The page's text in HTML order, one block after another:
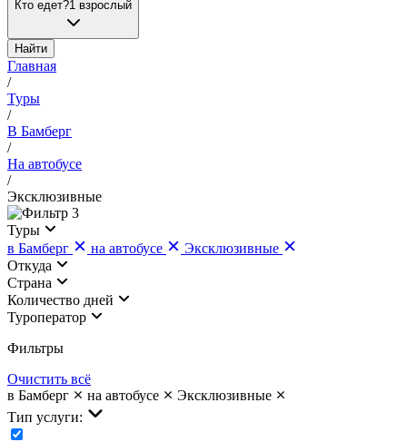
Кто едет?1 взрослый
Найти
Главная
/
Туры
/
В Бамберг
/
На автобусе
/
Эксклюзивные
3
Туры
в Бамберг
на автобусе
Эксклюзивные
Откуда
Страна
Количество дней
Туроператор
Фильтры
Очистить всё
в Бамберг
на автобусе
Эксклюзивные
Тип услуги: